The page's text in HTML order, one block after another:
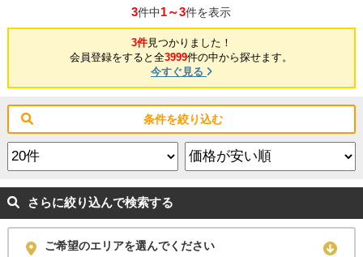
3件中1～3件を表示
3件見つかりました！
会員登録をすると全3999件の中から探せます。
今すぐ見る
条件を絞り込む
さらに絞り込んで検索する
ご希望のエリアを選んでください